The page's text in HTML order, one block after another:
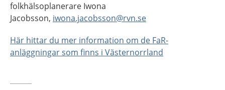
folkhälsoplanerare Iwona
Jacobsson, iwona.jacobsson@rvn.se
Här hittar du mer information om de FaR-
anläggningar som finns i Västernorrland